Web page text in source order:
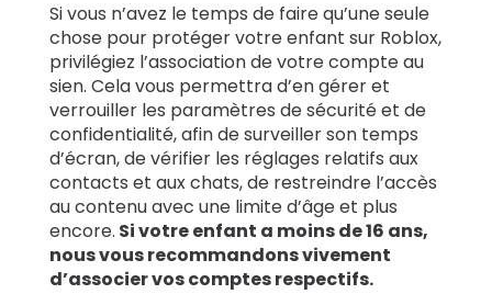
Si vous n’avez le temps de faire qu’une seule
chose pour protéger votre enfant sur Roblox,
privilégiez l’association de votre compte au
sien. Cela vous permettra d’en gérer et
verrouiller les paramètres de sécurité et de
confidentialité, afin de surveiller son temps
d’écran, de vérifier les réglages relatifs aux
contacts et aux chats, de restreindre l’accès
au contenu avec une limite d’âge et plus
encore. Si votre enfant a moins de 16 ans,
nous vous recommandons vivement
d’associer vos comptes respectifs.